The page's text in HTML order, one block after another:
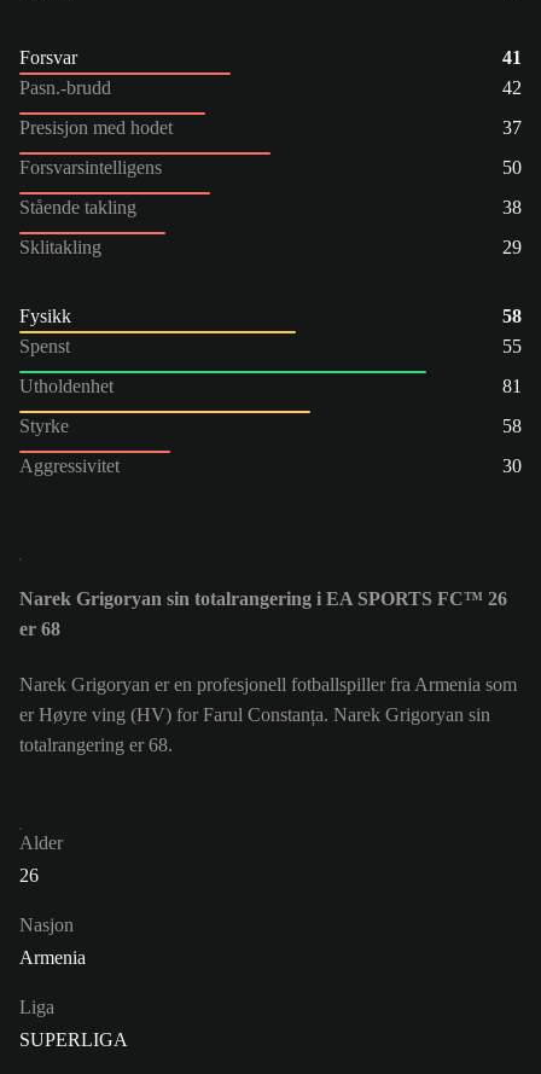
Forsvar
41
Pasn.-brudd
42
Presisjon med hodet
37
Forsvarsintelligens
50
Stående takling
38
Sklitakling
29
Fysikk
58
Spenst
55
Utholdenhet
81
Styrke
58
Aggressivitet
30
Narek Grigoryan sin totalrangering i EA SPORTS FC™ 26
er 68
Narek Grigoryan er en profesjonell fotballspiller fra Armenia som
er Høyre ving (HV) for Farul Constanța. Narek Grigoryan sin
totalrangering er 68.
Alder
26
Nasjon
Armenia
Liga
SUPERLIGA